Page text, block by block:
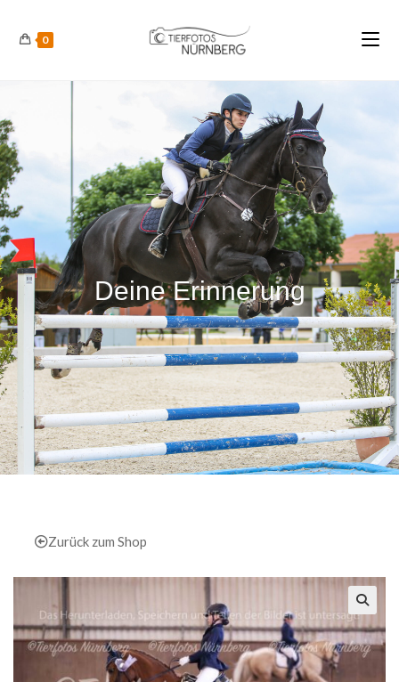
0
Deine Erinnerung
Zurück zum Shop
🔍